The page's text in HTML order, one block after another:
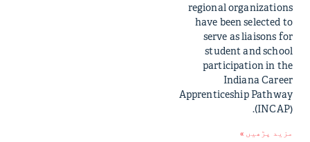
regional organizations
have been selected to
serve as liaisons for
student and school
participation in the
Indiana Career
Apprenticeship Pathway
(INCAP).
مزید پڑھیں »